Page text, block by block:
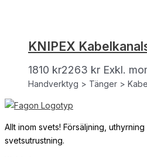
KNIPEX
1810 kr2263 kr Exkl.
Handverktyg > Tänger >
Allt inom svets! Försäljning,
svetsutrustning.